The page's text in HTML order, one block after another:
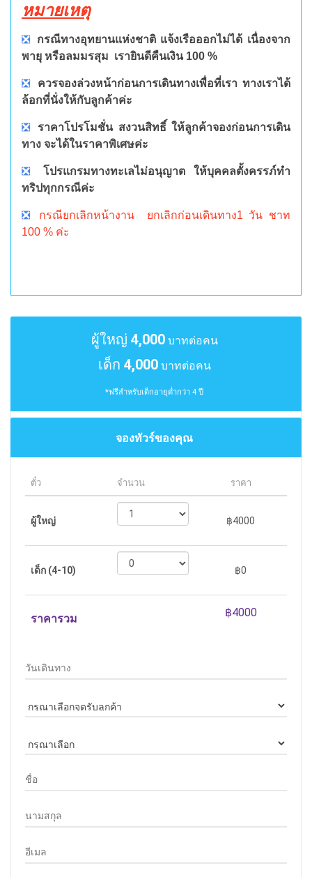
หมายเหตุ
❎ กรณีทางอุทยานแห่งชาติ แจ้งเรือออกไม่ได้ เนื่องจาก
พายุ หรือลมมรสุม เรายินดีคืนเงิน 100 %
❎ ควรจองล่วงหน้าก่อนการเดินทางเพื่อที่เรา ทางเราได้
ล้อกที่นั่งให้กับลูกค้าค่ะ
❎
ราคาโปรโมชั่น สงวนสิทธิ์ ให้ลูกค้าจองก่อนการเดิน
ทาง จะได้ในราคาพิเศษค่ะ
❎โปรแกรมทางทะเลไม่อนุญาต ให้บุคคลตั้งครรภ์ทำ
ทริปทุกกรณีค่ะ
❎ กรณียกเลิกหน้างาน ยกเลิกก่อนเดินทาง1 วัน ชาท
100 % ค่ะ
ผู้ใหญ่ 4,000บาทต่อคน
เด็ก 4,000บาทต่อคน
*ฟรีสำหรับเด็กอายุต่ำกว่า 4 ปี
จองทัวร์ของคุณ
ตั๋ว จำนวน ราคา
ราคารวม
ผู้ใหญ่ ฿4000
เด็ก (4-10) ฿0